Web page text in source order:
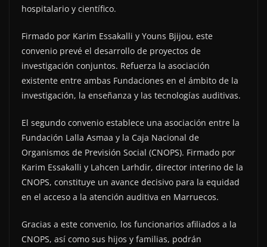
hospitalario y científico.
Firmado por Karim Essakalli y Youns Bjijou, este
convenio prevé el desarrollo de proyectos de
investigación conjuntos. Refuerza la asociación
existente entre ambas Fundaciones en el ámbito de la
investigación, la enseñanza y las tecnologías auditivas.
El segundo convenio establece una asociación entre la
Fundación Lalla Asmaa y la Caja Nacional de
Organismos de Previsión Social (CNOPS). Firmado por
Karim Essakalli y Lahcen Larhdir, director interino de la
CNOPS, constituye un avance decisivo para la equidad
en el acceso a la atención auditiva en Marruecos.
Gracias a este convenio, los funcionarios afiliados a la
CNOPS, así como sus hijos y familias, podrán